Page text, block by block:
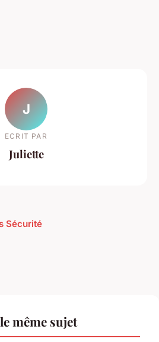
J
ECRIT PAR
Juliette
Sécurité
même sujet